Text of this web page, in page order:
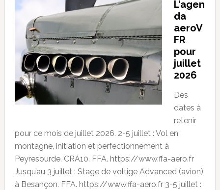
L’agen
da
aeroV
FR
pour
juillet
2026
Des
dates à
retenir
pour ce mois de juillet 2026. 2-5 juillet : Vol en
montagne, initiation et perfectionnement à
Peyresourde. CRA10. FFA. https://www.ffa-aero.fr
Jusqu’au 3 juillet : Stage de voltige Advanced (avion)
à Besançon. FFA. https://www.ffa-aero.fr 3-5 juillet :